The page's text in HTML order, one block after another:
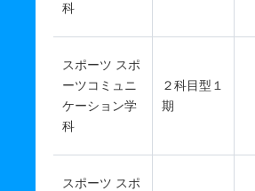
科
スポーツ スポ
ーツコミュニ
ケーション学
科
２科目型１
期
スポーツ スポ